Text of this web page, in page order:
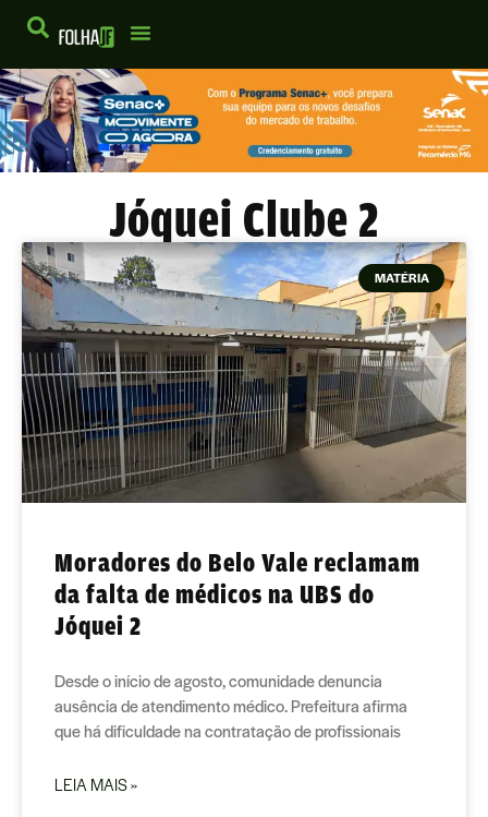
Jóquei Clube 2
MATÉRIA
Moradores do Belo Vale reclamam
da falta de médicos na UBS do
Jóquei 2
Desde o início de agosto, comunidade denuncia
ausência de atendimento médico. Prefeitura afirma
que há dificuldade na contratação de profissionais
LEIA MAIS »